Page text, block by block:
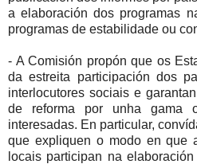
a elaboración dos programas
programas de estabilidade ou
- A Comisión propón que os
da estreita participación dos
interlocutores sociais e
de reforma por unha gama
interesadas. En particular,
que expliquen o modo en que
locais participan na